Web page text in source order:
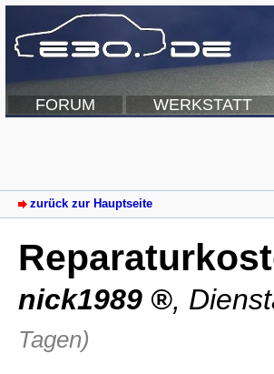
FORUM WERKSTATT
zurück zur Hauptseite
nick1989 ,
Tagen)